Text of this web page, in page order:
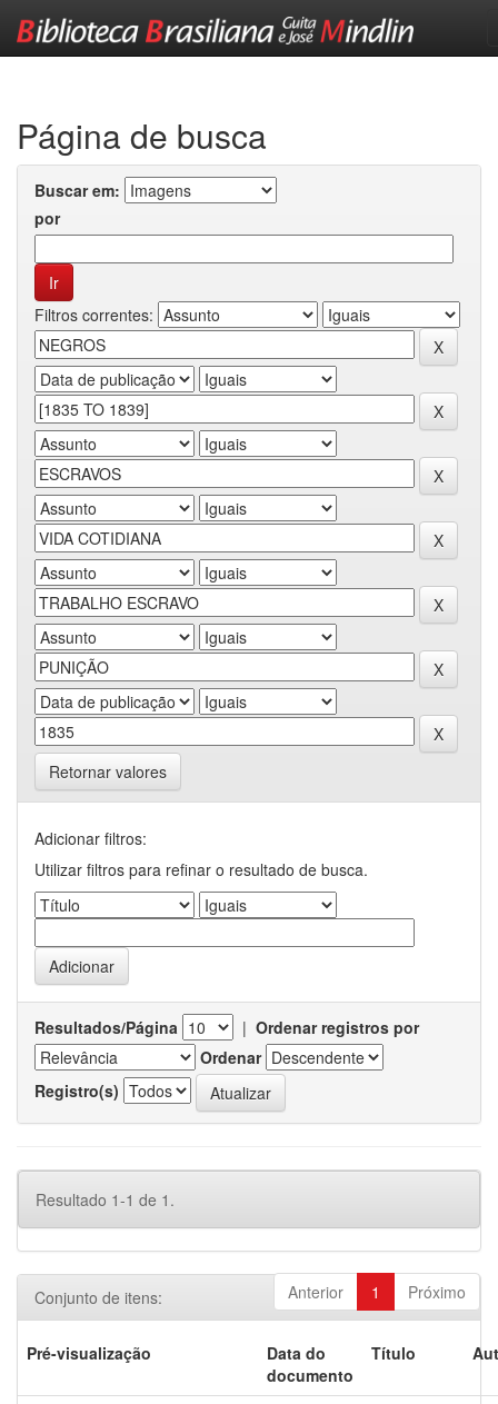
Página de busca
Buscar em:
por
Filtros correntes:
Retornar valores
Adicionar filtros:
Utilizar filtros para refinar o resultado de busca.
Resultados/Página | Ordenar registros por
Ordenar
Registro(s)
Resultado 1-1 de 1.
Anterior 1 Próximo
Conjunto de itens:
Pré-visualização
Data do
documento
Título